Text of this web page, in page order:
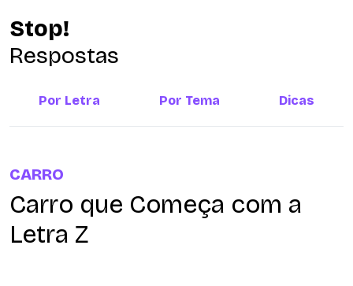
Stop!
Respostas
Por Letra Por Tema Dicas
CARRO
Carro que Começa com a
Letra Z